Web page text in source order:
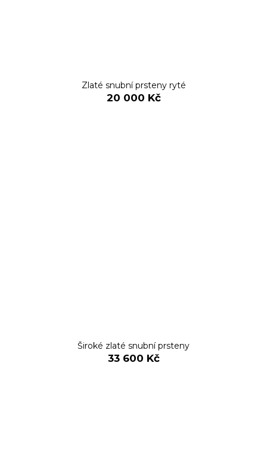
Zlaté snubní prsteny ryté
20 000 Kč
Široké zlaté snubní prsteny
33 600 Kč